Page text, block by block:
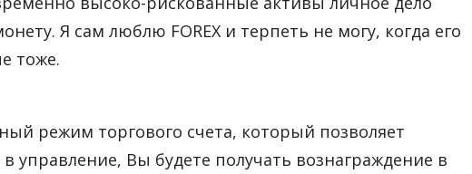
Я сам люблю FOREX и терпеть не могу, когда его
тоже.
режим торгового счета, который позволяет
Вы будете получать вознаграждение в